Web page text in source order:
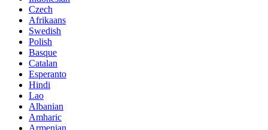
Czech
Afrikaans
Swedish
Polish
Basque
Catalan
Esperanto
Hindi
Lao
Albanian
Amharic
Armenian